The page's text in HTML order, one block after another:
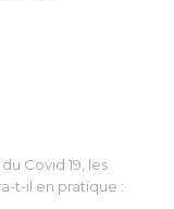
Covid 19, les
t-il en pratique :